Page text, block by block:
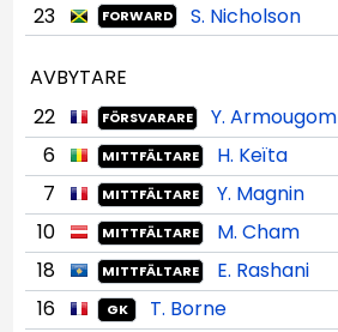
23 FORWARD S. Nicholson
AVBYTARE
22
FÖRSVARARE Y. Armougom
6 MITTFÄLTARE H. Keïta
7 MITTFÄLTARE Y. Magnin
10 MITTFÄLTARE M. Cham
18 MITTFÄLTARE E. Rashani
16 GK
T. Borne